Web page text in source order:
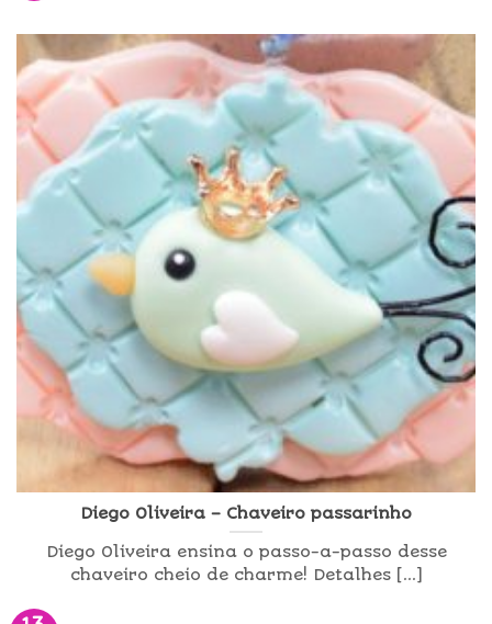
Diego Oliveira – Chaveiro passarinho
Diego Oliveira ensina o passo-a-passo desse
chaveiro cheio de charme! Detalhes [...]